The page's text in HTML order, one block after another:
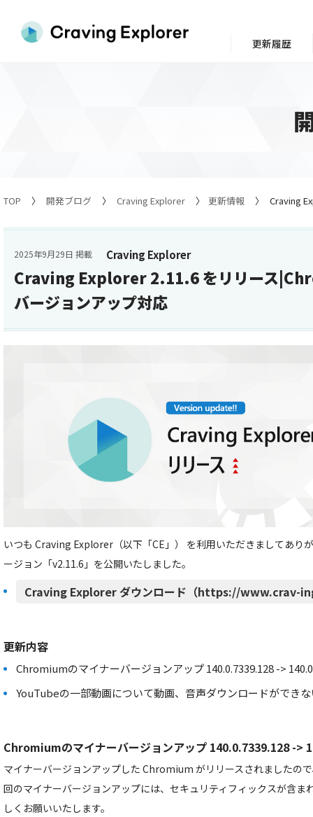
TOP 開発ブログ Craving Explorer 更新情報 Craving
Craving Explorer
2025年9月29日 掲載
Craving Explorer 2.11.6 をリリース
バージョンアップ対応
いつも Craving Explorer（以下「CE」） を利用いただきましてあり
ージョン「v2.11.6」を公開いたしました。
Craving Explorer ダウンロード（https://www.crav-
更新内容
Chromiumのマイナーバージョンアップ 140.0.7339.128 ->
YouTubeの一部動画について動画、音声ダウンロードができ
Chromiumのマイナーバージョンアップ 140.0.7339.128 ->
マイナーバージョンアップした Chromium がリリースされましたの
回のマイナーバージョンアップには、セキュリティフィックスが含ま
しくお願いいたします。
更新履歴